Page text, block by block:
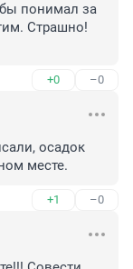
понимал за
Страшно!
+0 –0
осадок
месте.
+1 –0